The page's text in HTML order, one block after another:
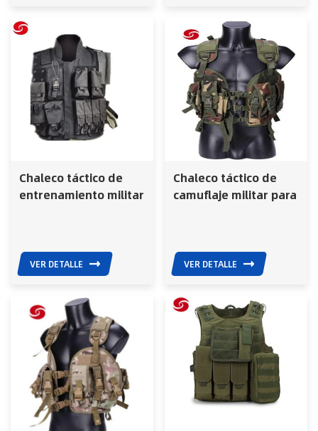
Chaleco táctico de
entrenamiento militar
VER DETALLE
Chaleco táctico de
camuflaje militar para
VER DETALLE